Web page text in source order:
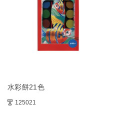
水彩餅21色
125021